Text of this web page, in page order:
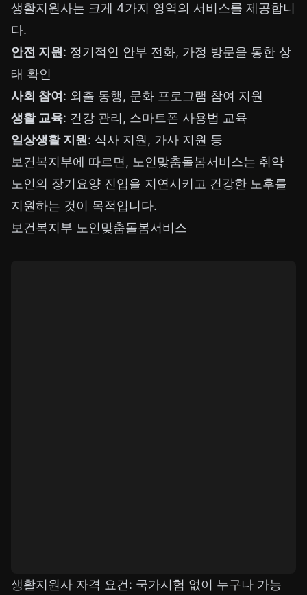
생활지원사는 크게 4가지 영역의 서비스를 제공합니
다.
안전 지원: 정기적인 안부 전화, 가정 방문을 통한 상
태 확인
사회 참여 : 외출 동행, 문화 프로그램 참여 지원
생활 교육: 건강 관리, 스마트폰 사용법 교육
일상생활 지원: 식사 지원, 가사 지원 등
보건복지부에 따르면, 노인맞춤돌봄서비스는 취약
노인의 장기요양 진입을 지연시키고 건강한 노후를
지원하는 것이 목적입니다.
보건복지부 노인맞춤돌봄서비스
생활지원사 자격 요건: 국가시험 없이 누구나 가능